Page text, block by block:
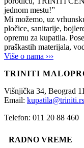
jednom mestu!”
Mi možemo, uz
pločice, sanitarije,
opremu za kupatila.
praškastih materijala,
Više o nama ›››
TRINITI
Višnjička 34, Beograd
Email: kupatila@triniti.rs
Telefon: 011 20 88 460
RADNO VREME